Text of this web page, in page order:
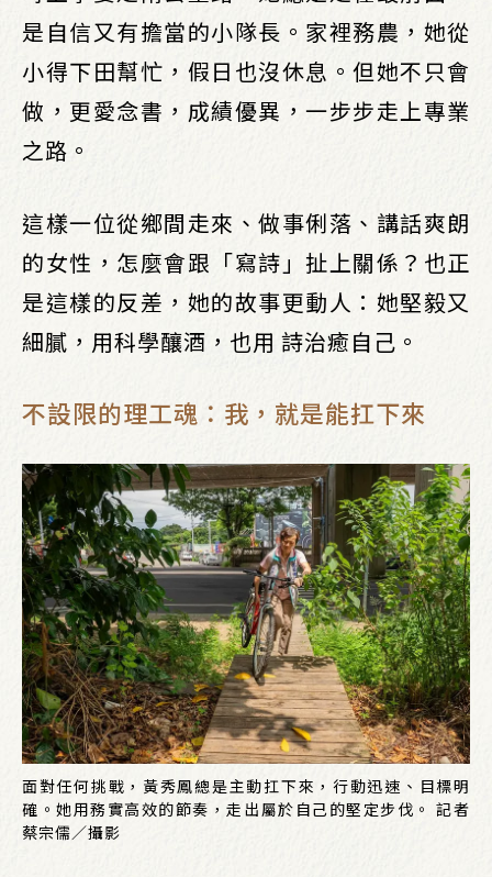
是自信又有擔當的小隊長。家裡務農，她從
小得下田幫忙，假日也沒休息。但她不只會
做，更愛念書，成績優異，一步步走上專業
之路。
這樣一位從鄉間走來、做事俐落、講話爽朗
的女性，怎麼會跟「寫詩」扯上關係？也正
是這樣的反差，她的故事更動人：她堅毅又
細膩，用科學釀酒，也用 詩治癒自己。
不設限的理工魂：我，就是能扛下來
面對任何挑戰，黃秀鳳總是主動扛下來，行動迅速、目標明
確。她用務實高效的節奏，走出屬於自己的堅定步伐。 記者
蔡宗儒／攝影